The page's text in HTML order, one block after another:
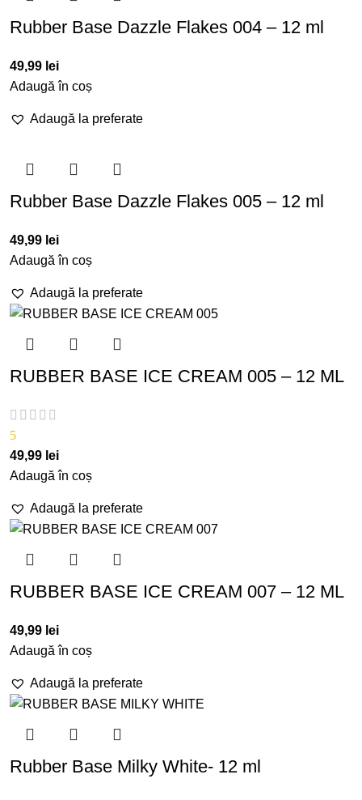
Rubber Base Dazzle Flakes 004 – 12 ml
49,99 lei
Adaugă în coș
Adaugă la preferate
Rubber Base Dazzle Flakes 005 – 12 ml
49,99 lei
Adaugă în coș
Adaugă la preferate
RUBBER BASE ICE CREAM 005 – 12 ML
5
49,99 lei
Adaugă în coș
Adaugă la preferate
RUBBER BASE ICE CREAM 007 – 12 ML
49,99 lei
Adaugă în coș
Adaugă la preferate
Rubber Base Milky White- 12 ml